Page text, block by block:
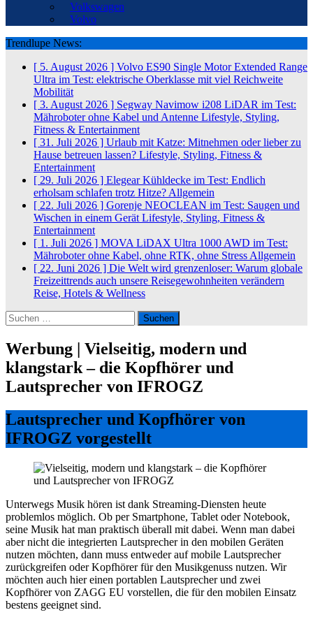
Volkswagen
Volvo
Trendlupe News:
[ 5. August 2026 ] Volvo ES90 Single Motor Extended Range
Ultra im Test: elektrische Oberklasse mit viel Reichweite
Mobilität
[ 3. August 2026 ] Segway Navimow i208 LiDAR im Test:
Mähroboter ohne Kabel und Antenne Lifestyle, Styling,
Fitness & Entertainment
[ 31. Juli 2026 ] Urlaub mit Katze: Mitnehmen oder lieber zu
Hause betreuen lassen? Lifestyle, Styling, Fitness &
Entertainment
[ 29. Juli 2026 ] Elegear Kühldecke im Test: Endlich
erholsam schlafen trotz Hitze? Allgemein
[ 22. Juli 2026 ] Gorenje NEOCLEAN im Test: Saugen und
Wischen in einem Gerät Lifestyle, Styling, Fitness &
Entertainment
[ 1. Juli 2026 ] MOVA LiDAX Ultra 1000 AWD im Test:
Mähroboter ohne Kabel, ohne RTK, ohne Stress Allgemein
[ 22. Juni 2026 ] Die Welt wird grenzenloser: Warum globale
Freizeittrends auch unsere Reisegewohnheiten verändern
Reise, Hotels & Wellness
Suchen
nach:
Werbung | Vielseitig, modern und
klangstark – die Kopfhörer und
Lautsprecher von IFROGZ
Lautsprecher und Kopfhörer von
IFROGZ vorgestellt
Unterwegs Musik hören ist dank Streaming-Diensten heute
problemlos möglich. Ob per Smartphone, Tablet oder Notebook,
seine Musik hat man praktisch überall mit dabei. Wenn man dabei
aber nicht die integrierten Lautsprecher in den mobilen Geräten
nutzen möchten, dann muss entweder auf mobile Lautsprecher
zurückgreifen oder Kopfhörer für den Musikgenuss nutzen. Wir
möchten auch hier einen portablen Lautsprecher und zwei
Kopfhörer von ZAGG EU vorstellen, die für den mobilen Einsatz
bestens geeignet sind.